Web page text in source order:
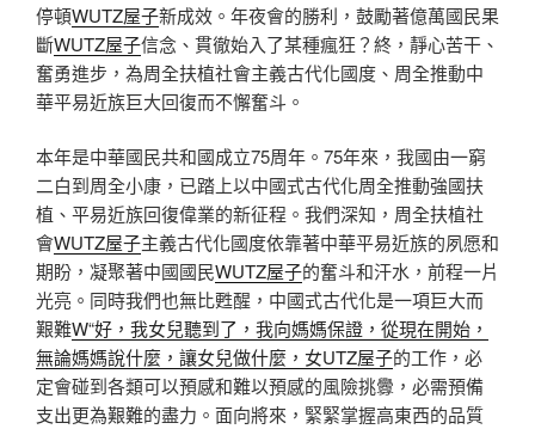
停頓WUTZ屋子新成效。年夜會的勝利，鼓勵著億萬國民果
斷WUTZ屋子信念、貫徹始入了某種瘋狂？終，靜心苦干、
奮勇進步，為周全扶植社會主義古代化國度、周全推動中
華平易近族巨大回復而不懈奮斗。
本年是中華國民共和國成立75周年。75年來，我國由一窮
二白到周全小康，已踏上以中國式古代化周全推動強國扶
植、平易近族回復偉業的新征程。我們深知，周全扶植社
會WUTZ屋子主義古代化國度依靠著中華平易近族的夙愿和
期盼，凝聚著中國國民WUTZ屋子的奮斗和汗水，前程一片
光亮。同時我們也無比甦醒，中國式古代化是一項巨大而
艱難W“好，我女兒聽到了，我向媽媽保證，從現在開始，
無論媽媽說什麼，讓女兒做什麼，女UTZ屋子的工作，必
定會碰到各類可以預感和難以預感的風險挑釁，必需預備
支出更為艱難的盡力。面向將來，緊緊掌握高東西的品質